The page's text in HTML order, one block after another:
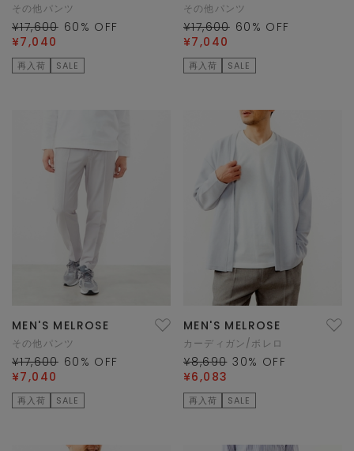
その他パンツ
¥17,600 60 % OFF
¥7,040
再入荷 SALE
その他パンツ
¥17,600 60 % OFF
¥7,040
再入荷 SALE
MEN'S MELROSE
その他パンツ
¥17,600 60 % OFF
¥7,040
再入荷 SALE
MEN'S MELROSE
カーディガン/ボレロ
¥8,690 30% OFF
¥6,083
再入荷 SALE